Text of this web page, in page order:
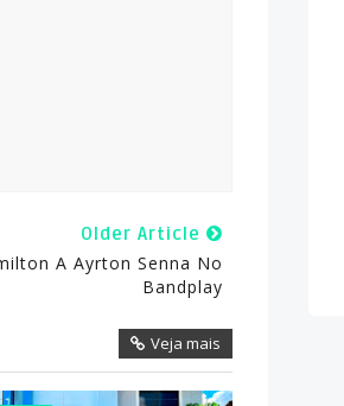
Older Article
A Ayrton Senna No
Bandplay
Veja mais